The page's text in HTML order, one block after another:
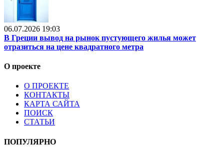
06.07.2026 19:03
В Греции вывод на рынок пустующего жилья может
отразиться на цене квадратного метра
О проекте
О ПРОЕКТЕ
КОНТАКТЫ
КАРТА САЙТА
ПОИСК
СТАТЬИ
ПОПУЛЯРНО